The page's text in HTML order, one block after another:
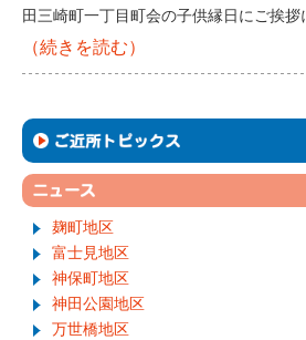
田三崎町一丁目町会の子供縁日にご挨
（続きを読む）
麹町地区
富士見地区
神保町地区
神田公園地区
万世橋地区